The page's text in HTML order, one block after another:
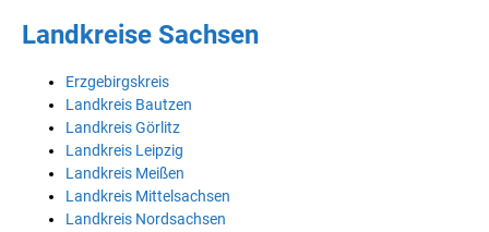
Landkreise Sachsen
Erzgebirgskreis
Landkreis Bautzen
Landkreis Görlitz
Landkreis Leipzig
Landkreis Meißen
Landkreis Mittelsachsen
Landkreis Nordsachsen